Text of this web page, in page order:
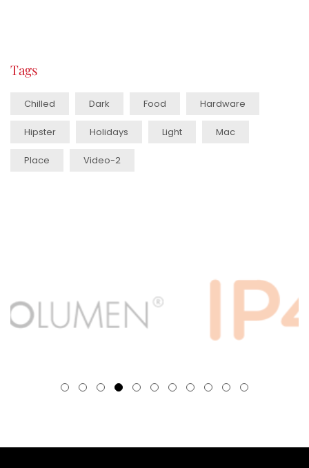
Tags
Chilled Dark Food Hardware
Hipster Holidays Light Mac
Place Video-2